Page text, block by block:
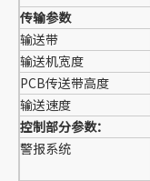
传输参数
输送带
输送机宽度
PCB传送带高度
输送速度
控制部分参数：
警报系统